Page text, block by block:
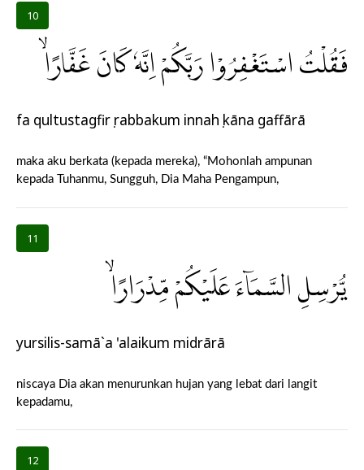
10
فَقُلْتُ اسْتَغْفِرُوْا رَبَّكُمْ اِنَّهٗ كَانَ غَفَّارًاۙ
fa qultustagfirụ rabbakum innahụ kāna gaffārā
maka aku berkata (kepada mereka), “Mohonlah ampunan
kepada Tuhanmu, Sungguh, Dia Maha Pengampun,
11
يُّرْسِلِ السَّمَاۤءَ عَلَيْكُمْ مِّدْرَارًاۙ
yursilis-samā`a 'alaikum midrārā
niscaya Dia akan menurunkan hujan yang lebat dari langit
kepadamu,
12